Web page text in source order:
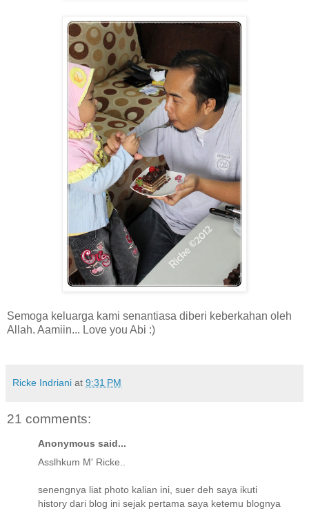
Semoga keluarga kami senantiasa diberi keberkahan oleh
Allah. Aamiin... Love you Abi :)
Ricke Indriani at 9:31 PM
21 comments:
Anonymous said...
Asslhkum M' Ricke..
senengnya liat photo kalian ini, suer deh saya ikuti
history dari blog ini sejak pertama saya ketemu blognya